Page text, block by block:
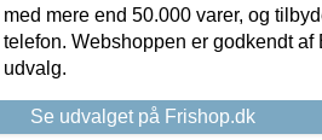
med mere end 50.000 varer, og
telefon. Webshoppen er godkendt
udvalg.
Se udvalget på Frishop.dk